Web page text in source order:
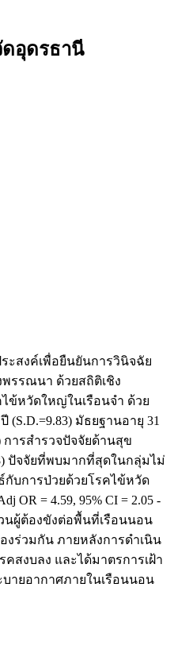
ดอุดรธานี
ะสงค์เพื่อยืนยันการวินิจฉัย
รรณนา ด้วยสถิติเชิง
ข้หวัดใหญ่ในเรือนจำ ด้วย
มัธยฐานอายุ 31
การสำรวจปัจจัยด้านสุข
ปัจจัยที่พบมากที่สุดในกลุ่มไม่
ธ์กับการป่วยด้วยโรคไข้หวัด
= 4.59, 95% CI = 2.05 -
วนผู้ต้องขังต่อพื้นที่เรือนนอน
งร่วมกัน ภายหลังการดำเนิน
สงบลง และได้มาตรการเฝ้า
ายอากาศภายในเรือนนอน